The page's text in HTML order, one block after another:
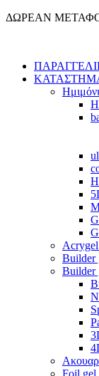
Μετάβαση
ΔΩΡΕΑΝ
Builder
Builder
Foil gel